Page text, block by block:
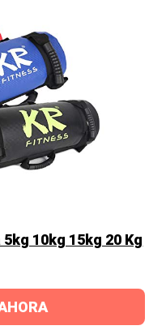
10kg 15kg 20 Kg